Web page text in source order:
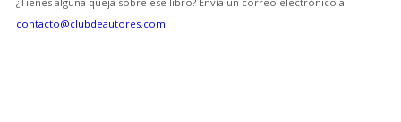
contacto@clubdeautores.com